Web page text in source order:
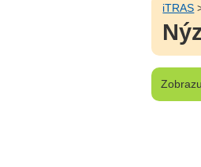
iTRAS